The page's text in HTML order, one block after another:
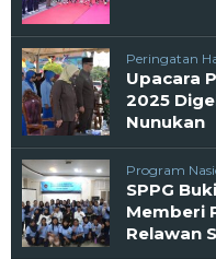
Peringatan
Upacara
2025
Nunukan
Program
SPPG
Memberi
Relawan